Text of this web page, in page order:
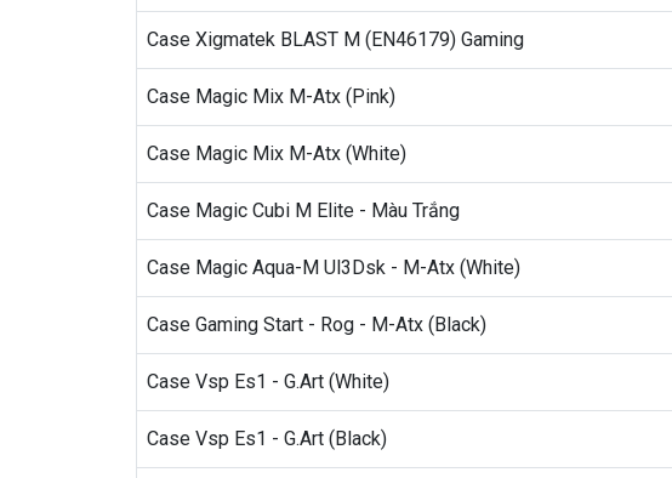
Case Xigmatek BLAST M (EN46179) Gaming
Case Magic Mix M-Atx (Pink)
Case Magic Mix M-Atx (White)
Case Magic Cubi M Elite - Màu Trắng
Case Magic Aqua-M Ul3Dsk - M-Atx (White)
Case Gaming Start - Rog - M-Atx (Black)
Case Vsp Es1 - G.Art (White)
Case Vsp Es1 - G.Art (Black)